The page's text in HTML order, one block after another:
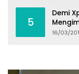
5
Demi
16/03/